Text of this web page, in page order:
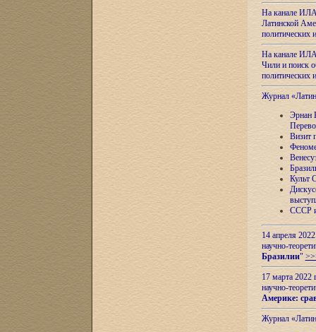
На канале
Латинской
На канале
Чили и поиск
Журнал
Эрнан
Визит
Культ
СССР и
14 апреля
научно-
Бразилии"
17 марта 2022
научно-
Америке:
Журнал